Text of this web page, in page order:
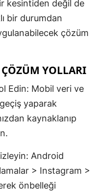
kesintiden değil de
bir durumdan
çözüm
YOLLARI
Edin: Mobil veri ve
yaparak
kaynaklanıp
Android
> Instagram >
önbelleği